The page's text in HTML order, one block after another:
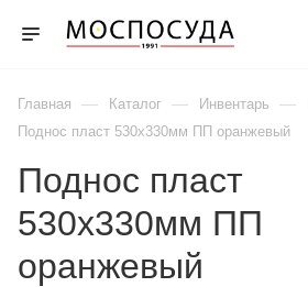
Главная — Каталог — Инвентарь —
Поднос пласт 530х330мм ПП оранжевый
Поднос пласт
530х330мм ПП
оранжевый